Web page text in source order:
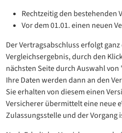
Rechtzeitig den bestehenden
Vor dem 01.01. einen neuen
Der Vertragsabschluss erfolgt
Vergleichsergebnis, durch den
nächsten Seite durch Auswahl
Ihre Daten werden dann an den
Sie erhalten von diesem einen
Versicherer übermittelt eine neue
Zulassungsstelle und der Vorgang